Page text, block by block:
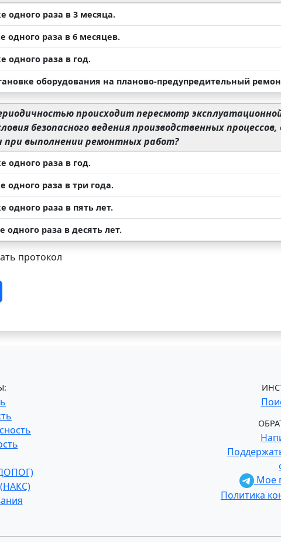
одного раза в 3 месяца.
одного раза в 6 месяцев.
одного раза в год.
оборудования на планово-предупредительный
происходит пересмотр
безопасного ведения производственных
при выполнении ремонтных работ?
одного раза в год.
одного раза в три года.
одного раза в пять лет.
одного раза в десять лет.
протокол
Мое
Политика